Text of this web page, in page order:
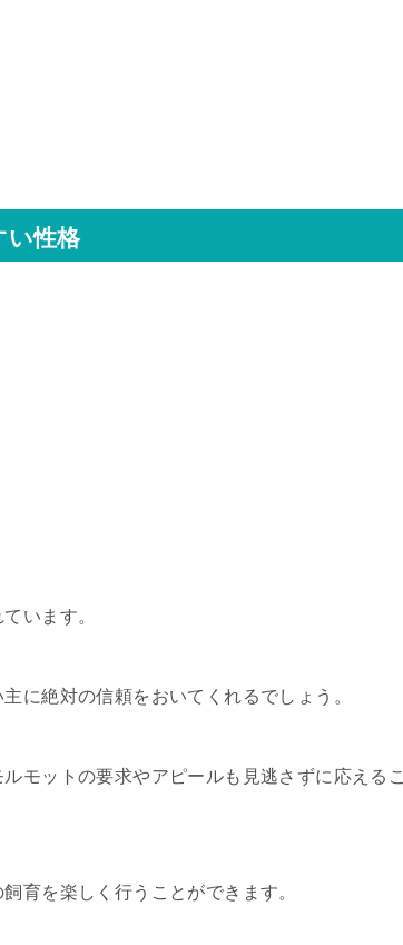
い性格
います。
に絶対の信頼をおいてくれるでしょう。
モットの要求やアピールも見逃さずに応える
育を楽しく行うことができます。